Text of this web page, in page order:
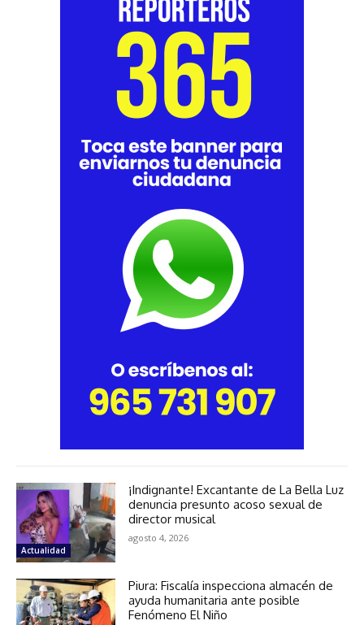
Actualidad
¡Indignante! Excantante de La Bella Luz
denuncia presunto acoso sexual de
director musical
agosto 4, 2026
Piura: Fiscalía inspecciona almacén de
ayuda humanitaria ante posible
Fenómeno El Niño